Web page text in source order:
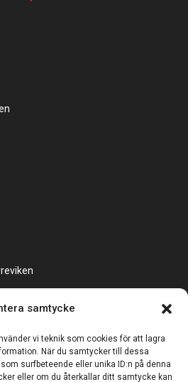
samtycke
vi teknik som cookies för att lagra
När du samtycker till dessa
surfbeteende eller unika ID:n på denna
eller om du återkallar ditt samtycke kan